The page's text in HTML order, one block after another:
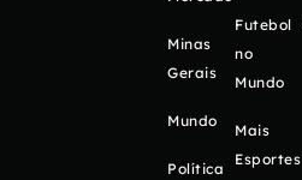
Minas
Gerais
Mundo
Política
Futebol
no
Mundo
Mais
Esportes